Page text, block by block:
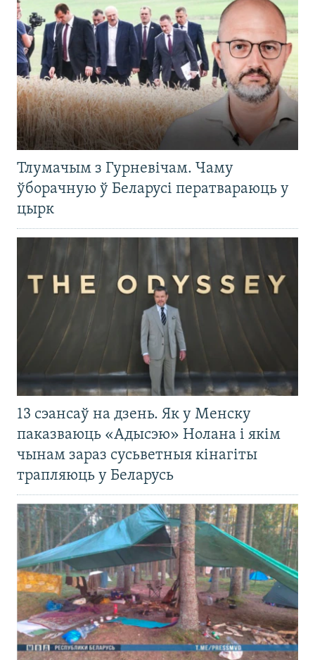
Тлумачым з Гурневічам. Чаму
ўборачную ў Беларусі ператвараюць у
цырк
13 сэансаў на дзень. Як у Менску
паказваюць «Адысэю» Нолана і якім
чынам зараз сусьветныя кінагіты
трапляюць у Беларусь